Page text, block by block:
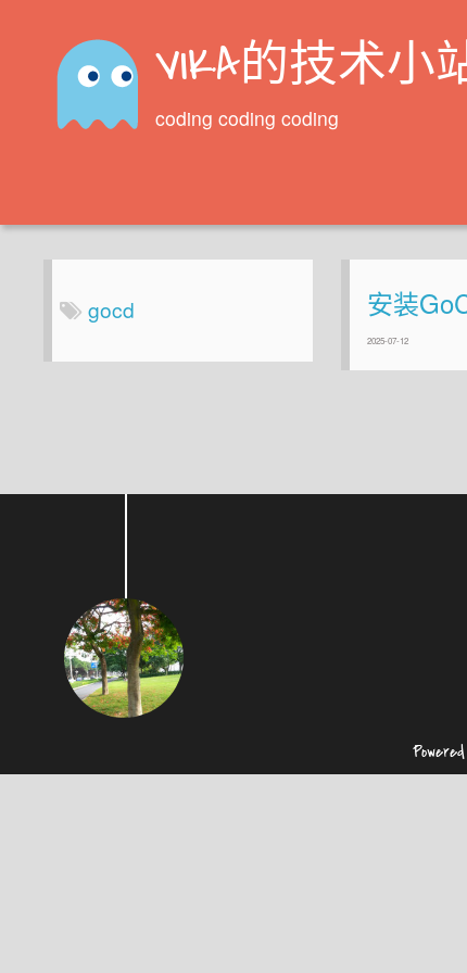
VIKA的技术小
coding coding coding
gocd 安装
2025-07-12